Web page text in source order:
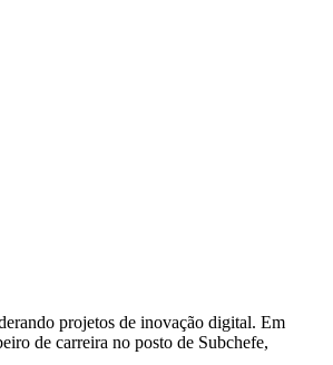
projetos de inovação digital. Em
de carreira no posto de Subchefe,